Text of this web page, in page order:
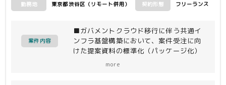
勤務地 東京都渋谷区（リモート併用） 契約形態 フリーランス
案件内容
■ガバメントクラウド移行に伴う共通イ
ンフラ基盤構築において、案件受注に向
けた提案資料の標準化（パッケージ化）
more